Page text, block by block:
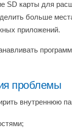
SD карты для
больше
приложений.
проблемы
внутреннюю